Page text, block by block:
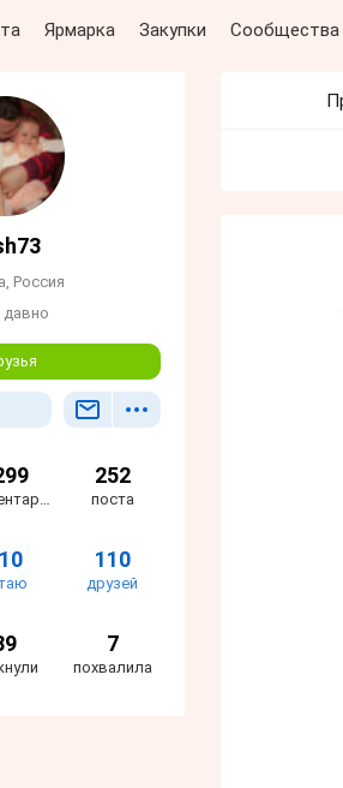
Ярмарка Закупки Сообщества
Россия
комментариев
252
поста
110
друзей
7
похвалила